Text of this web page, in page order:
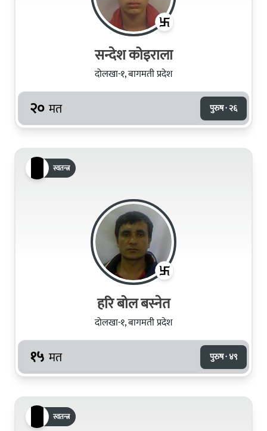
सन्देश कोइराला
दोलखा-१, बागमती प्रदेश
२० मत पुरुष · २६
स्वतन्त्र
हरि बोल बस्नेत
दोलखा-१, बागमती प्रदेश
१५ मत पुरुष · ४९
स्वतन्त्र